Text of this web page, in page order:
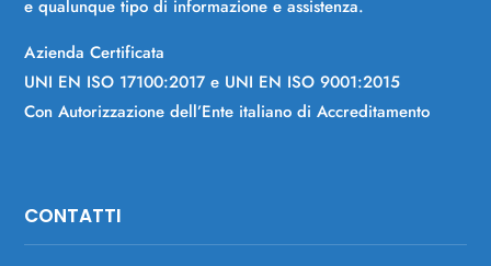
e qualunque tipo di informazione e assistenza.
Azienda Certificata
UNI EN ISO 17100:2017 e UNI EN ISO 9001:2015
Con Autorizzazione dell’Ente italiano di Accreditamento
CONTATTI